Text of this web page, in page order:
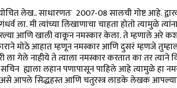
लेख.. साधारणतः 2007-08 सालची गोष्ट आहे.
ला. मी त्यांच्या लिखाणाचा चाहता होतो त्यामुळे
आणि खाली वाकून नमस्कार केला. ते म्हणाले अरे
मोठे आहात म्हणून नमस्कार आणि दुसरं म्हणजे
ला गेले नाहीये ते त्याला नमस्कार करतात का तर त्याने
ह्याला लहान पणापासून पाहिले आहे त्यामुळे हा
आपले सिद्धहस्त आणि चतुरस्त्र लाडके लेखक